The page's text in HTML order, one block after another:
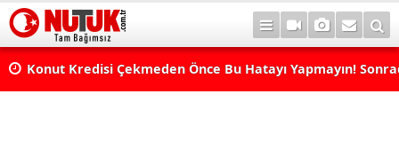
Konut Kredisi Çekmeden Önce Bu Hatayı Yapmayın!